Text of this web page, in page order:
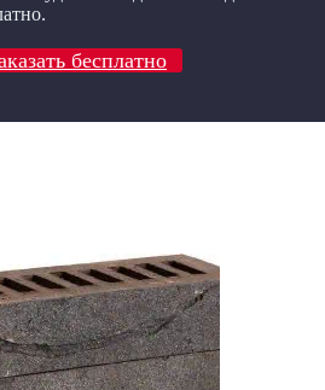
бесплатно